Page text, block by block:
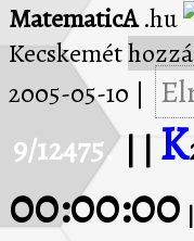
MatematicA.hu
Kecskemét
2005-05-10
9/12475.| | K
00:00:00